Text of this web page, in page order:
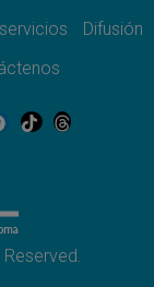
durante la
Argentina
Papa
Difusión